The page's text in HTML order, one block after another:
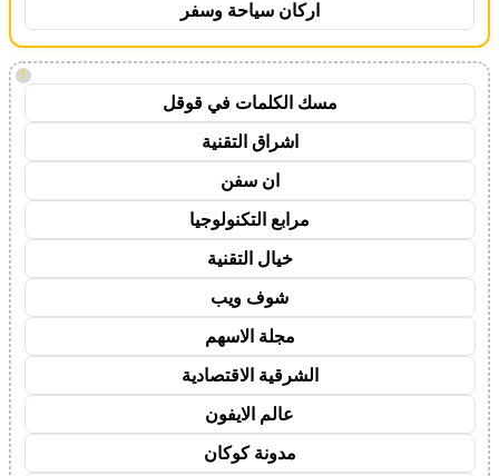
اركان سياحة وسفر
!
مسك الكلمات في قوقل
اشراق التقنية
ان سفن
مرابع التكنولوجيا
خيال التقنية
شوف ويب
مجلة الاسهم
الشرقية الاقتصادية
عالم الايفون
مدونة كوكان